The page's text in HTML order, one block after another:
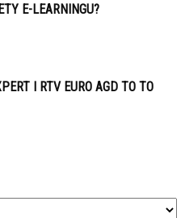
E-LEARNINGU?
I RTV EURO AGD TO TO